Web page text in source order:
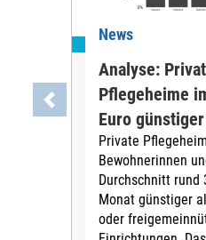
News
Analyse:
Pflegeheime
Euro günstiger
Private
Bewohnerinnen
Durchschnitt rund
Monat günstiger
oder